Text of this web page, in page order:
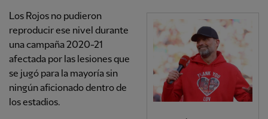
Los Rojos no pudieron
reproducir ese nivel durante
una campaña 2020-21
afectada por las lesiones que
se jugó para la mayoría sin
ningún aficionado dentro de
los estadios.